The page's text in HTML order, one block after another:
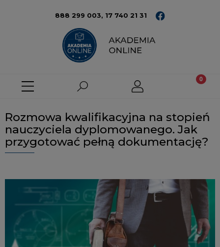
888 299 003, 17 740 21 31
Rozmowa kwalifikacyjna na stopień
nauczyciela dyplomowanego. Jak
przygotować pełną dokumentację?